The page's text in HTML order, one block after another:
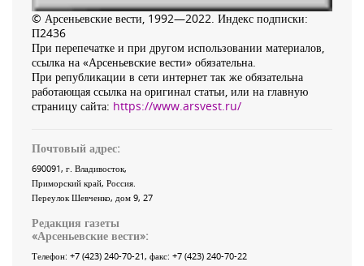
© Арсеньевские вести, 1992—2022. Индекс подписки:
П2436
При перепечатке и при другом использовании материалов,
ссылка на «Арсеньевские вести» обязательна.
При републикации в сети интернет так же обязательна
работающая ссылка на оригинал статьи, или на главную
страницу сайта: https://www.arsvest.ru/
Почтовый адрес:
690091, г. Владивосток,
Приморский край, Россия
Переулок Шевченко, дом 9, 27
Редакция газеты
«Арсеньевские вести»:
Телефон: +7 (423) 240-70-21, факс: +7 (423) 240-70-22